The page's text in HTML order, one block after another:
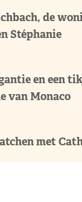
de
Stéphanie
en een
van Monaco
met